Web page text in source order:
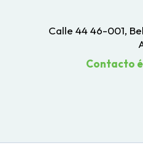
Calle 44 46-001,
Contacto